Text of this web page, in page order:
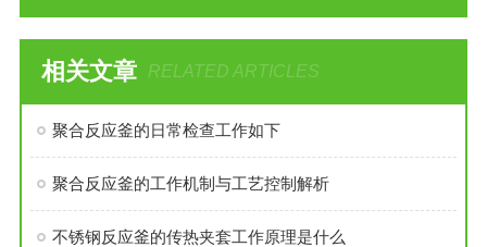
相关文章 RELATED ARTICLES
聚合反应釜的日常检查工作如下
聚合反应釜的工作机制与工艺控制解析
不锈钢反应釜的传热夹套工作原理是什么